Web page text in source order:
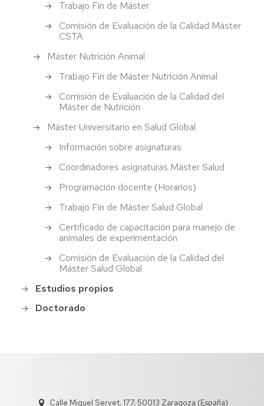
Trabajo Fin de Máster
Comisión de Evaluación de la Calidad Máster
CSTA
Máster Nutrición Animal
Trabajo Fin de Máster Nutrición Animal
Comisión de Evaluación de la Calidad del
Máster de Nutrición
Máster Universitario en Salud Global
Información sobre asignaturas
Coordinadores asignaturas Máster Salud
Programación docente (Horarios)
Trabajo Fin de Máster Salud Global
Certificado de capacitación para manejo de
animales de experimentación
Comisión de Evaluación de la Calidad del
Máster Salud Global
Estudios propios
Doctorado
Calle Miguel Servet, 177, 50013 Zaragoza (España)